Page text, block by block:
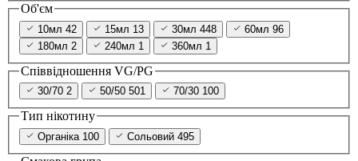
Об'єм
10мл 42 15мл 13 30мл 448 60мл 96
180мл 2 240мл 1 360мл 1
Співвідношення VG/PG
30/70 2 50/50 501 70/30 100
Тип нікотину
Органіка 100 Сольовий 495